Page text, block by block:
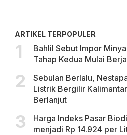
ARTIKEL TERPOPULER
Bahlil Sebut Impor
Tahap Kedua Mulai
Sebulan Berlalu,
Listrik Bergilir
Berlanjut
Harga Indeks Pasar
menjadi Rp 14.924 per